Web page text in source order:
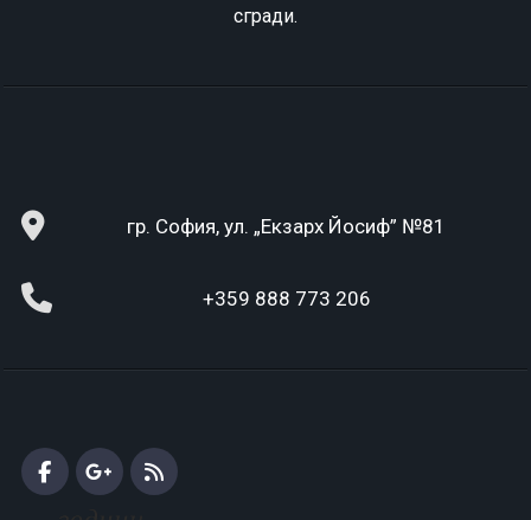
сгради.
гр. София, ул. „Екзарх Йосиф” №81
+359 888 773 206